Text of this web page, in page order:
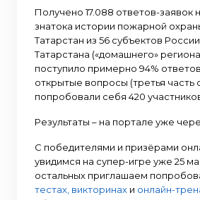
Получено 17.088 ответов-заявок
знатока истории пожарной
Татарстан из 56 субъектов
Татарстана («домашнего»
поступило примерно 94%
открытые вопросы (третья часть
попробовали себя 420
Результаты – на портале уже
С победителями и призёрами
увидимся на супер-игре уже 25
остальных приглашаем
тестах, викторинах и онлайн-